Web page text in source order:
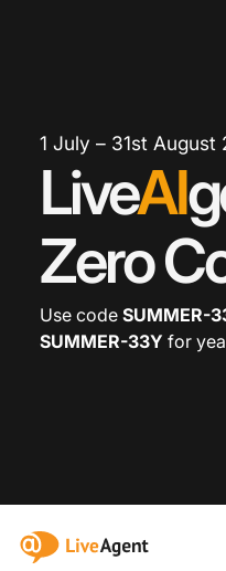
1 July – 31st August
LiveAI
Zero
Use code SUMMER-
SUMMER-33Y for
:site.title